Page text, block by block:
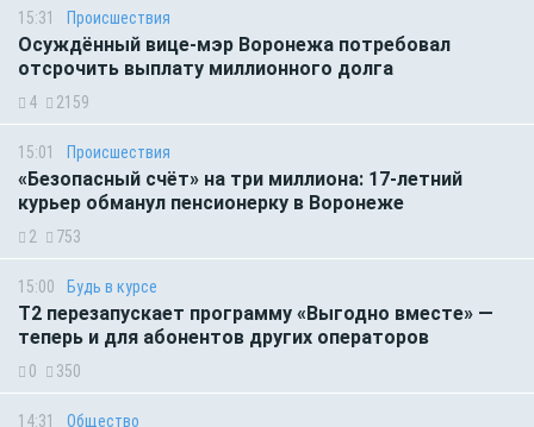
15:31 Происшествия
Осуждённый вице-мэр Воронежа потребовал
отсрочить выплату миллионного долга
4 2159
15:01 Происшествия
«Безопасный счёт» на три миллиона: 17-летний
курьер обманул пенсионерку в Воронеже
2 753
15:00 Будь в курсе
Т2 перезапускает программу «Выгодно вместе» —
теперь и для абонентов других операторов
0 350
14:31 Общество